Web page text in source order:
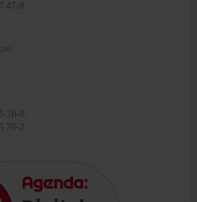
47-8
70-0
70-2